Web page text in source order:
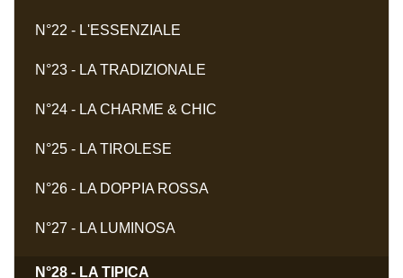
N°22 - L'ESSENZIALE
N°23 - LA TRADIZIONALE
N°24 - LA CHARME & CHIC
N°25 - LA TIROLESE
N°26 - LA DOPPIA ROSSA
N°27 - LA LUMINOSA
N°28 - LA TIPICA